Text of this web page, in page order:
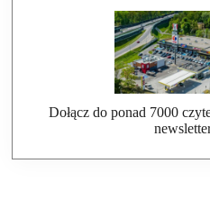
Dołącz do ponad 7000